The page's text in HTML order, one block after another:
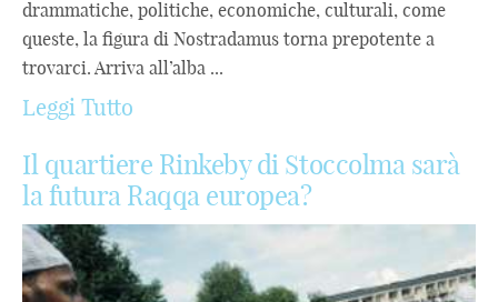
drammatiche, politiche, economiche, culturali, come
queste, la figura di Nostradamus torna prepotente a
trovarci. Arriva all’alba ...
Leggi Tutto
Il quartiere Rinkeby di Stoccolma sarà
la futura Raqqa europea?